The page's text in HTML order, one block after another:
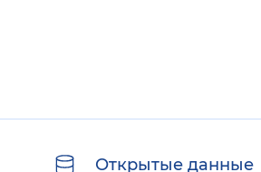
Открытые данные